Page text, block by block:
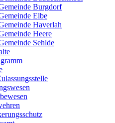
Burgdorf
Elbe
Haverlah
Heere
Sehlde